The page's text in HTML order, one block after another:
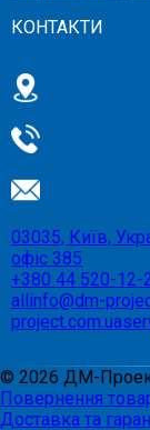
КОНТАКТИ
03035, Київ,
офіс 385
+380 44 520-12-
allinfo@dm-
project.com.ua
© 2026 ДМ-
Повернення
Доставка та